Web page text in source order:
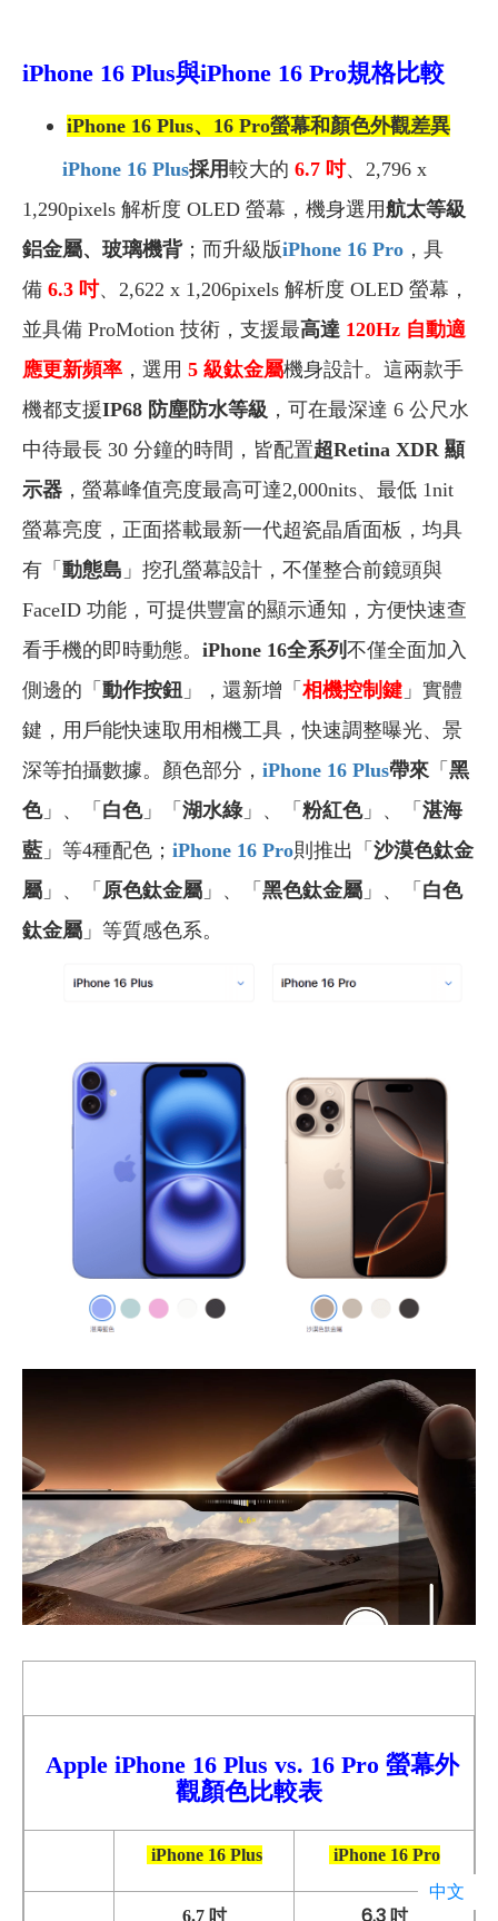
iPhone 16 Plus與iPhone 16 Pro規格比較
iPhone 16 Plus、16 Pro螢幕和顏色外觀差異
iPhone 16 Plus採用較大的 6.7 吋、2,796 x
1,290pixels 解析度 OLED 螢幕，機身選用航太等級
鋁金屬、玻璃機背；而升級版iPhone 16 Pro ，具
備 6.3 吋、2,622 x 1,206pixels 解析度 OLED 螢幕，
並具備 ProMotion 技術，支援最高達 120Hz 自動適
應更新頻率 ，選用 5 級鈦金屬機身設計。這兩款手
機都支援IP68 防塵防水等級 ， 可在最深達 6 公尺水
中待最長 30 分鐘的時間， 皆配置超Retina XDR 顯
示器 ， 螢幕峰值亮度最高可達2,000nits、 最低 1nit
螢幕亮度 ， 正面搭載最新一代超瓷晶盾面板，均具
有 「 動態島 」挖孔螢幕設計，不僅整合前鏡頭與
FaceID 功能，可提供豐富的顯示通知，方便快速查
看手機的即時動態。 iPhone 16全系列 不僅全面加入
側邊的「 動作按鈕 」，還新增「 相機控制鍵 」 實體
鍵 ，用戶能快速取用相機工具，快速調整曝光、景
深等拍攝數據。顏色部分， iPhone 16 Plus帶來 「 黑
色」、「 白色」 「 湖水綠」、「 粉紅色」 、 「 湛海
藍 」等4種配色； iPhone 16 Pro則推出「 沙漠色鈦金
屬 」、 「 原色鈦金屬 」、 「 黑色鈦金屬 」、 「 白色
鈦金屬 」等質感色系。
Apple iPhone 16 Plus vs. 16 Pro 螢幕外
觀顏色比較表
iPhone 16 Plus iPhone 16 Pro
6.7 吋 6.3 吋
中文